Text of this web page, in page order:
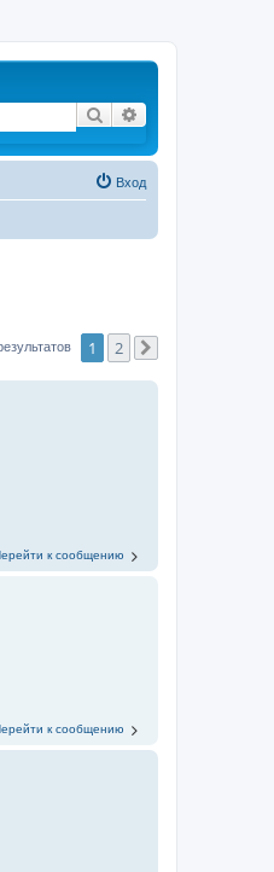
Поиск
Вход
1 2
к сообщению
к сообщению